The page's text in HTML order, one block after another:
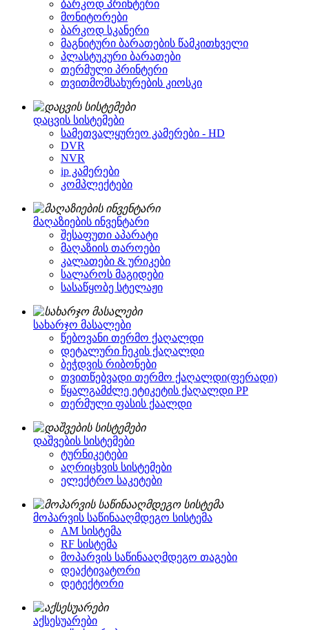
ბარკოდ პრინტერი
მონიტორები
ბარკოდ სკანერი
მაგნიტური ბარათების წამკითხველი
პლასტუკური ბარათები
თერმული პრინტერი
თვითმომსახურების კიოსკი
დაცვის სისტემები
სამეთვალყურეო კამერები - HD
DVR
NVR
ip კამერები
კომპლექტები
მაღაზიების ინვენტარი
შესაფუთი აპარატი
მაღაზიის თაროები
კალათები & ურიკები
სალაროს მაგიდები
სასაწყობე სტელაჟი
სახარჯო მასალები
წებოვანი თერმო ქაღალდი
დეტალური ჩეკის ქაღალდი
ბეჭდვის რიბონები
თვითწებვადი თერმო ქაღალდი(ფერადი)
წყალგამძლე ეტიკეტის ქაღალდი PP
თერმული ფასის ქაალდი
დაშვების სისტემები
ტურნიკეტები
აღრიცხვის სისტემები
ელექტრო საკეტები
მოპარვის საწინააღმდეგო სისტემა
AM სისტემა
RF სისტემა
მოპარვის საწინააღმდეგო თაგები
დეაქტივატორი
დეტექტორი
აქსესუარები